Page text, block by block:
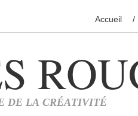
Accueil